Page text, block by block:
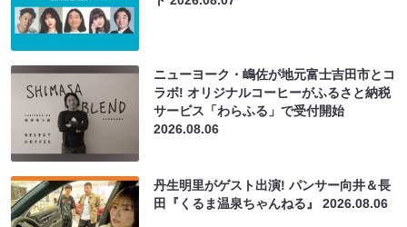
ニューヨーク・嶋佐が地元富士吉田市とコ
ラボ! オリジナルコーヒーがふるさと納税
サービス「わらふる」で受付開始
2026.08.06
丹生明里がゲスト出演! パンサー向井＆長
田『くるま温泉ちゃんねる』2026.08.06